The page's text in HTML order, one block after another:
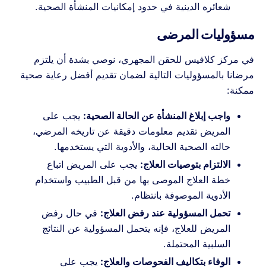
شعائره الدينية في حدود إمكانيات المنشأة الصحية.
مسؤوليات المرضى
في مركز كلافيس للحقن المجهري، نوصي بشدة أن يلتزم
مرضانا بالمسؤوليات التالية لضمان تقديم أفضل رعاية صحية
ممكنة:
واجب إبلاغ المنشأة عن الحالة الصحية: يجب على
المريض تقديم معلومات دقيقة عن تاريخه المرضي،
حالته الصحية الحالية، والأدوية التي يستخدمها.
الالتزام بتوصيات العلاج: يجب على المريض اتباع
خطة العلاج الموصى بها من قبل الطبيب واستخدام
الأدوية الموصوفة بانتظام.
تحمل المسؤولية عند رفض العلاج: في حال رفض
المريض للعلاج، فإنه يتحمل المسؤولية عن النتائج
السلبية المحتملة.
الوفاء بتكاليف الفحوصات والعلاج: يجب على